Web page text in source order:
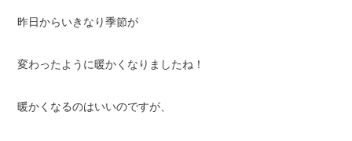
昨日からいきなり季節が
変わったように暖かくなりましたね！
暖かくなるのはいいのですが、